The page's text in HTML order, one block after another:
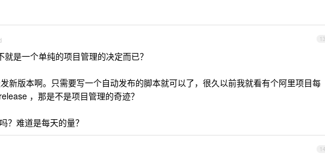
13
是一个单纯的项目管理的决定而已？
新版本啊。只需要写一个自动发布的脚本就可以了，很久以前我就看有个阿里项目每
，那是不是项目管理的奇迹？
？难道是每天的量？
14